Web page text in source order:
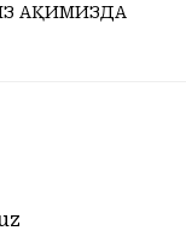
ҲАҚИМИЗДА